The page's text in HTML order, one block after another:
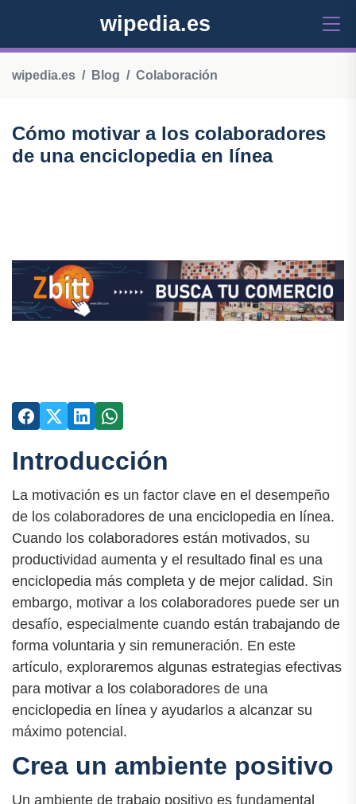
wipedia.es
wipedia.es Blog Colaboración
Cómo motivar a los colaboradores
de una enciclopedia en línea
Introducción
La motivación es un factor clave en el desempeño
de los colaboradores de una enciclopedia en línea.
Cuando los colaboradores están motivados, su
productividad aumenta y el resultado final es una
enciclopedia más completa y de mejor calidad. Sin
embargo, motivar a los colaboradores puede ser un
desafío, especialmente cuando están trabajando de
forma voluntaria y sin remuneración. En este
artículo, exploraremos algunas estrategias efectivas
para motivar a los colaboradores de una
enciclopedia en línea y ayudarlos a alcanzar su
máximo potencial.
Crea un ambiente positivo
Un ambiente de trabajo positivo es fundamental